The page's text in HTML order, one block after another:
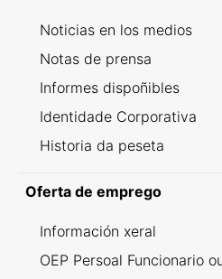
Noticias en los medios
Notas de prensa
Informes dispoñibles
Identidade Corporativa
Historia da peseta
Oferta de emprego
Información xeral
OEP Persoal Funcionario